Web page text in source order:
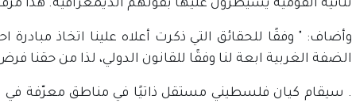
ثنائية القومية يسيطرون عليها بقوتهم الديمغرافية. هذا
وأضاف: " وفقًا للحقائق التي ذكرت أعلاه علينا اتخاذ
الضفة الغربية ابعة لنا وفقًا للقانون الدولي، لذا من حقنا فرض
. سيقام كيان فلسطيني مستقل ذاتيًا في مناطق معرّفة في